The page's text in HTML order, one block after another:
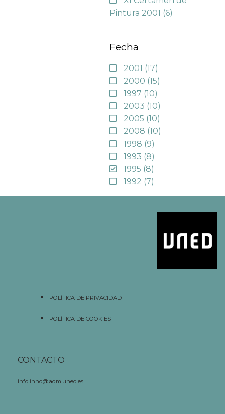
Pintura 2001 (6)
Fecha
2001 (17)
2000 (15)
1997 (10)
2003 (10)
2005 (10)
2008 (10)
1998 (9)
1993 (8)
1995 (8)
1992 (7)
POLÍTICA DE PRIVACIDAD
POLÍTICA DE COOKIES
CONTACTO
infolinhd@adm.uned.es